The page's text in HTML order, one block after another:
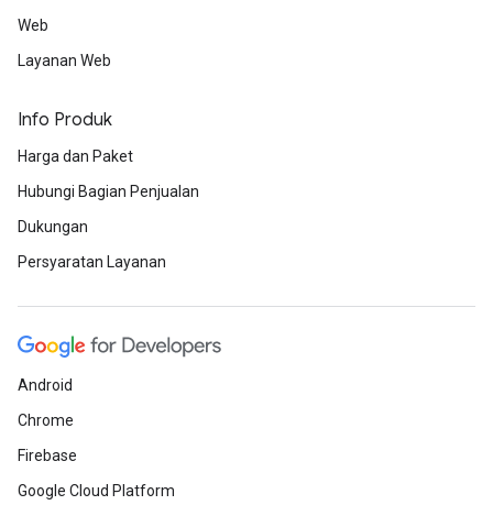
Web
Layanan Web
Info Produk
Harga dan Paket
Hubungi Bagian Penjualan
Dukungan
Persyaratan Layanan
Android
Chrome
Firebase
Google Cloud Platform